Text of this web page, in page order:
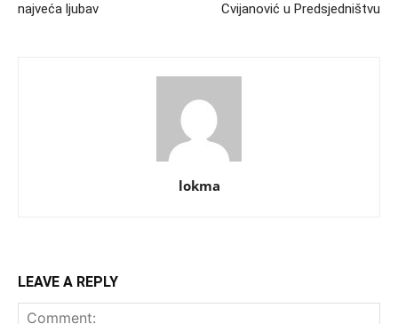
najveća ljubav
Cvijanović u Predsjedništvu
lokma
LEAVE A REPLY